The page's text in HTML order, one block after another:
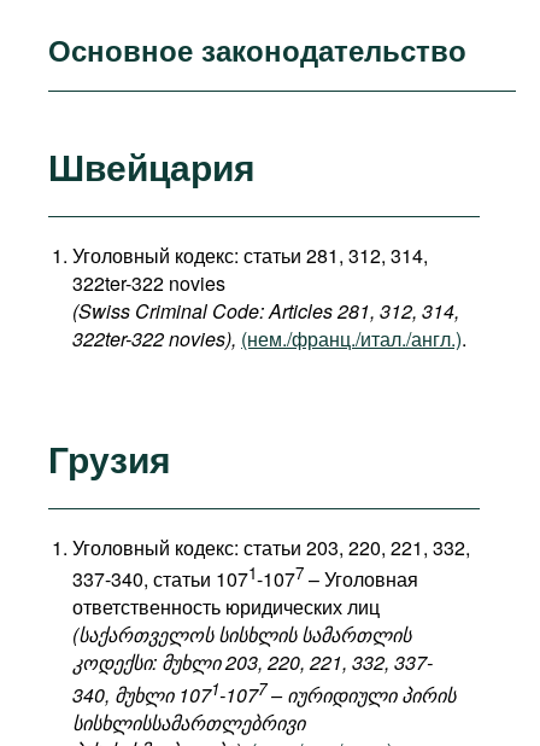
Основное законодательство
Швейцария
Уголовный кодекс: статьи 281, 312, 314,
322ter-322 novies
(Swiss Criminal Code: Articles 281, 312, 314,
322ter-322 novies), (нем./франц./итал./англ.).
Грузия
Уголовный кодекс: статьи 203, 220, 221, 332,
337-340, статьи 1071-1077 – Уголовная
ответственность юридических лиц
(საქართველოს სისხლის სამართლის
კოდექსი: მუხლი 203, 220, 221, 332, 337-
340, მუხლი 1071-1077– იურიდიული პირის
სისხლისსამართლებრივი